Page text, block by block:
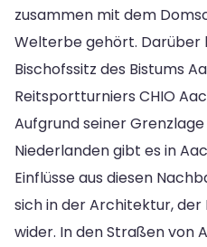
zusammen mit dem
Welterbe gehört. Darüber
Bischofssitz des Bistums
Reitsportturniers CHIO
Aufgrund seiner
Niederlanden gibt es in
Einflüsse aus diesen
sich in der Architektur, der
wider. In den Straßen von